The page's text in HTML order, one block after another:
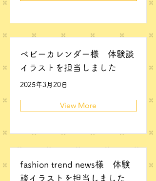
ベビーカレンダー様 体験談
イラストを担当しました
2025年3月20日
View More
fashion trend news様 体験
談イラストを担当しました